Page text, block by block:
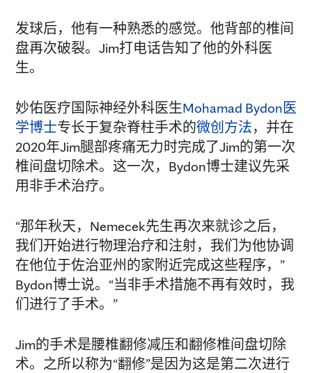
发球后，他有一种熟悉的感觉。他背部的椎间
盘再次破裂。Jim打电话告知了他的外科医
生。
妙佑医疗国际神经外科医生Mohamad Bydon医
学博士专长于复杂脊柱手术的微创方法，并在
2020年Jim腿部疼痛无力时完成了Jim的第一次
椎间盘切除术。这一次，Bydon博士建议先采
用非手术治疗。
“那年秋天，Nemecek先生再次来就诊之后，
我们开始进行物理治疗和注射，我们为他协调
在他位于佐治亚州的家附近完成这些程序，”
Bydon博士说。“当非手术措施不再有效时，我
们进行了手术。”
Jim的手术是腰椎翻修减压和翻修椎间盘切除
术。之所以称为“翻修”是因为这是第二次进行